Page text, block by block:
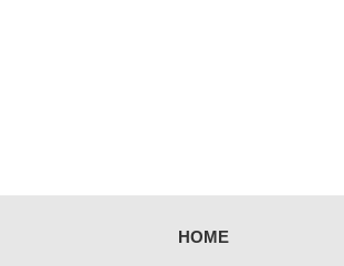
HOME